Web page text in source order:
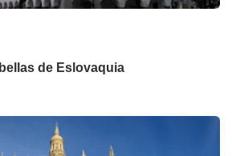
de Eslovaquia